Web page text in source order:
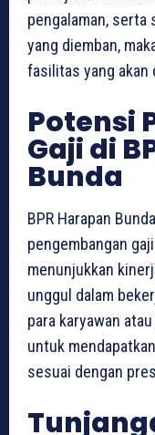
pengalaman, serta
yang diemban,
fasilitas yang akan
Potensi
Gaji di
Bunda
BPR Harapan
pengembangan
menunjukkan
unggul dalam
para karyawan
untuk
sesuai dengan